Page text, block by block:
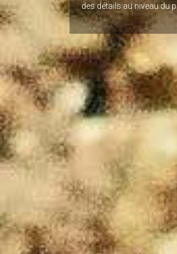
des détails au niveau du